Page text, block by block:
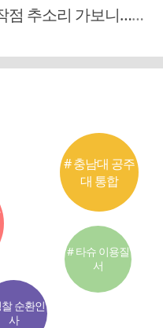
보니…걷어내도 짙은 초록빛
# 충남대 공주
대 통합
순환인
사
# 타슈 이용질
서